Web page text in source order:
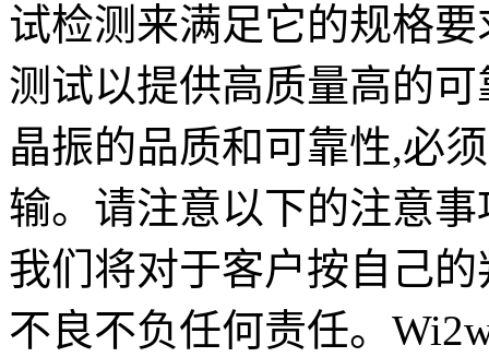
试检测来满足它的规格
测试以提供高质量高的
晶振的品质和可靠性,必
输。请注意以下的注意
我们将对于客户按自己
不良不负任何责任。